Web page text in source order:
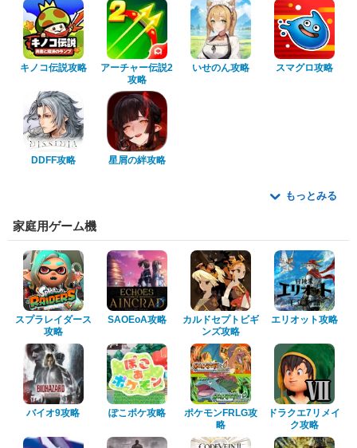
キノコ伝説攻略
アーチャー伝説2
攻略
いせのん攻略 スマグロ攻略
DDFF攻略 星屑の絆攻略
もっとみる
家庭用ゲーム機
スプラレイダース
攻略
SAOEoA攻略
カルドセプトビギ
ンズ攻略
エリオット攻略
バイオ9攻略 ぽこポケ攻略
ポケモンFRLG攻
略
ドラクエ7リメイ
ク攻略